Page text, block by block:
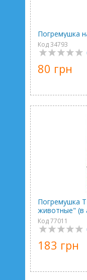
Погремушка
Код 34793
80 грн
Погремушка
животные" (в
Код 77011
183 грн